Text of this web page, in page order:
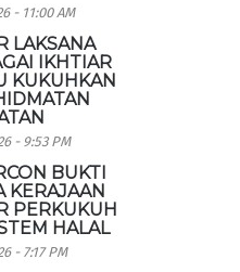
- 11:00 AM
LAKSANA
IKHTIAR
KUKUHKAN
- 9:53 PM
BUKTI
KERAJAAN
PERKUKUH
HALAL
- 7:17 PM